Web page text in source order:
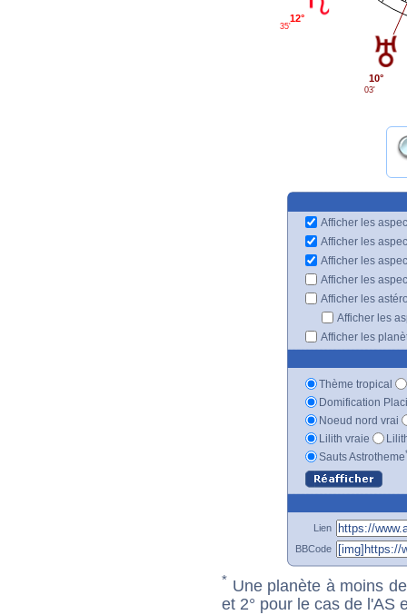
12°
35'
10°
03'
Afficher les
Afficher les
Afficher les
Afficher les
Afficher les
Afficher les
Afficher les
Thème tropical
Domification
Noeud nord vrai
Lilith vraie
Sauts Astrotheme
Lien
BBCode
* Une planète à moins
et 2° pour le cas de l'AS